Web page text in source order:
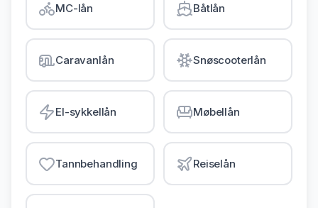
Gjeldsordning
Inkassohjelp
LÅN & KREDITT
Smålån
Lån uten sikkerhet
Kredittkort
Lån på dagen
MC-lån Båtlån
Caravanlån Snøscooterlån
El-sykkellån Møbellån
Tannbehandling Reiselån